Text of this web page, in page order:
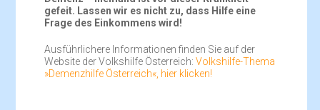
gefeit. Lassen wir es nicht zu, dass Hilfe eine
Frage des Einkommens wird!
Ausführlichere Informationen finden Sie auf der
Website der Volkshilfe Österreich:Volkshilfe-Thema
»Demenzhilfe Österreich«, hier klicken!